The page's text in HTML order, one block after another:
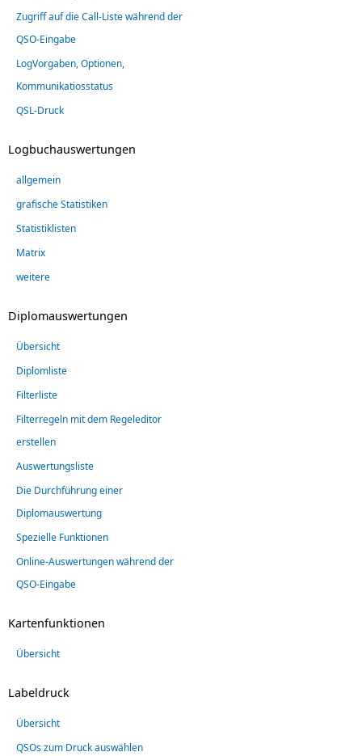
Zugriff auf die Call-Liste während der
QSO-Eingabe
LogVorgaben, Optionen,
Kommunikatiosstatus
QSL-Druck
Logbuchauswertungen
allgemein
grafische Statistiken
Statistiklisten
Matrix
weitere
Diplomauswertungen
Übersicht
Diplomliste
Filterliste
Filterregeln mit dem Regeleditor
erstellen
Auswertungsliste
Die Durchführung einer
Diplomauswertung
Spezielle Funktionen
Online-Auswertungen während der
QSO-Eingabe
Kartenfunktionen
Übersicht
Labeldruck
Übersicht
QSOs zum Druck auswählen